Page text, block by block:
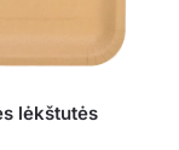
lėkštutės